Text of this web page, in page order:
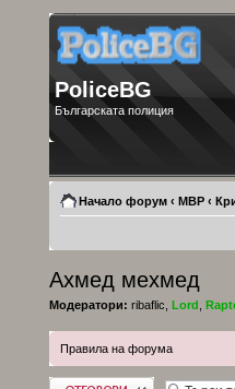
PoliceBG
Българската полиция
Начало форум ‹ МВР ‹
Ахмед мехмед
Модератори: ribaflic Lord
Правила на форума
Добави отговор